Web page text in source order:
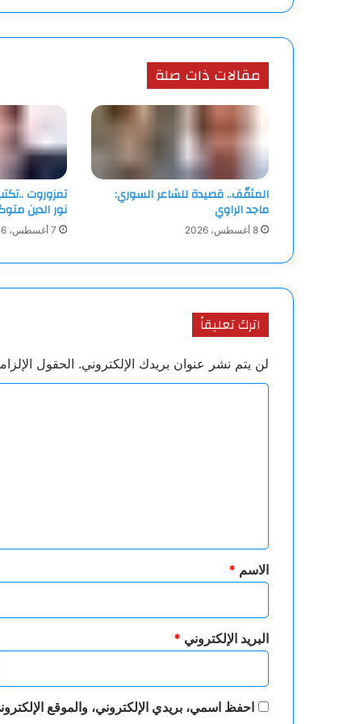
مقالات ذات صلة
المثقّف.. قصيدة للشاعر السوري:
ماجد الراوي
8 أغسطس، 2026
تمزوروت
نور الدين
7 أغسطس، 2026
اترك تعليقاً
لن يتم نشر عنوان بريدك الإلكتروني. الحقول
*
الاسم *
البريد الإلكتروني *
احفظ اسمي، بريدي الإلكتروني، والموقع